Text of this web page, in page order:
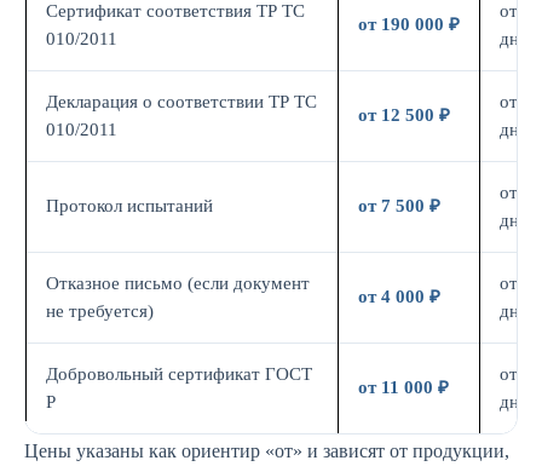
Сертификат соответствия ТР ТС
010/2011
от 190 000 ₽
от 14
дн.
Декларация о соответствии ТР ТС
010/2011
от 12 500 ₽
от 7
дн.
Протокол испытаний от 7 500 ₽
от 7
дн.
Отказное письмо (если документ
не требуется)
от 4 000 ₽
от 3
дн.
Добровольный сертификат ГОСТ
Р
от 11 000 ₽
от 7
дн.
Цены указаны как ориентир «от» и зависят от продукции,